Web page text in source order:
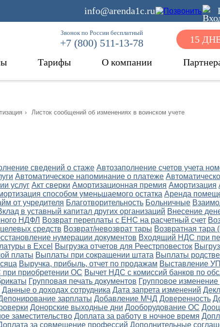
info@arenda1c.ru
Звонок по России бесплатный
+7 (800) 511-13-78 15
Тарифы О компании
› Листок сообщений об изменениях в воинском учете
сведений о стаже Автозаполнение счетов учета
Автоматическое напоминание о платеже
услуг Акт сверки Амортизационная премия Амортизация
способом уменьшаемого остатка Аренда
от учредителя Благотворительность Больничные
в уставный капитал других организаций Внесение
НДФЛ Возврат переплаты с ЕНС на расчетный счет
средств Возврат/невозврат тары Возвратная тара
нумерации документов Входящий НДС при
в Excel Выгрузка отчетов для Реестрповесток
платы Выплаты при сокращении штата Выплаты
Выручка, прибыль, отчет по продажам Выставление
приобретении ОС Вычет НДС с комиссий банков по
Групповая печать документов Групповое изменение
Данные о доходах сотрудника Дата запрета изменений
зарплаты Добавление МЧД Доверенность
Донорские выходные дни Дооборудование ОС
заместительство Доплата за работу в ночное время
за совмещение профессий Дополнительные